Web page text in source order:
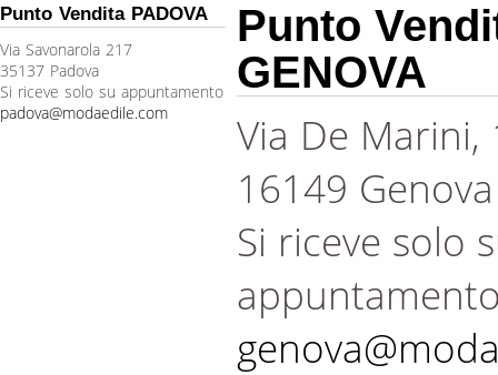
Punto Vendita PADOVA
Via Savonarola 217
35137 Padova
Si riceve solo su appuntamento
padova@modaedile.com
Punto
GENOVA
Via De Marini,
16149 Genova
Si riceve solo